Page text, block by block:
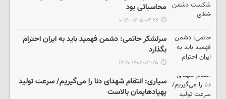
محاسباتی بود
۱۴۰۵-۰۳-۲۶ ۱۰:۴۰
سرلشکر حاتمی: دشمن فهمید باید به ایران احترام
بگذارد
۱۴۰۵-۰۳-۲۵ ۱۴:۲۰
سیاری: انتقام شهدای دنا را می‌گیریم/ سرعت تولید
پهپادهایمان بالاست